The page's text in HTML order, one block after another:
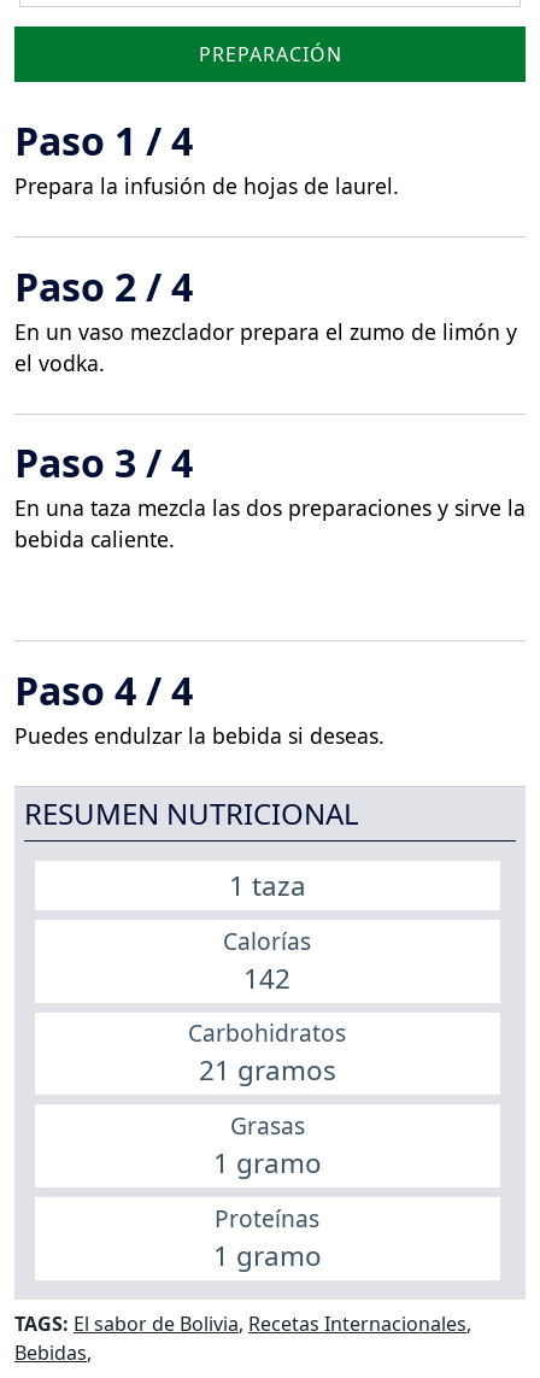
PREPARACIÓN
Paso 1 / 4
Prepara la infusión de hojas de laurel.
Paso 2 / 4
En un vaso mezclador prepara el zumo de limón y
el vodka.
Paso 3 / 4
En una taza mezcla las dos preparaciones y sirve la
bebida caliente.
Paso 4 / 4
Puedes endulzar la bebida si deseas.
RESUMEN NUTRICIONAL
1 taza
Calorías
142
Carbohidratos
21 gramos
Grasas
1 gramo
Proteínas
1 gramo
TAGS: El sabor de Bolivia, Recetas Internacionales,
Bebidas,